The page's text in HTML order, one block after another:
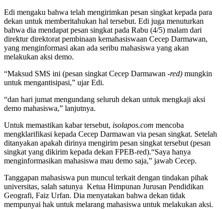
Edi mengaku bahwa telah mengirimkan pesan singkat kepada para
dekan untuk memberitahukan hal tersebut. Edi juga menuturkan
bahwa dia mendapat pesan singkat pada Rabu (4/5) malam dari
direktur direktorat pembinaan kemahasiswaan Cecep Darmawan,
yang menginformasi akan ada seribu mahasiswa yang akan
melakukan aksi demo.
“Maksud SMS ini (pesan singkat Cecep Darmawan -red) mungkin
untuk mengantisipasi,” ujar Edi.
“dan hari jumat mengundang seluruh dekan untuk mengkaji aksi
demo mahasiswa,” lanjutnya.
Untuk memastikan kabar tersebut, isolapos.com mencoba
mengklarifikasi kepada Cecep Darmawan via pesan singkat. Setelah
ditanyakan apakah dirinya mengirim pesan singkat tersebut (pesan
singkat yang dikirim kepada dekan FPEB-red).“Saya hanya
menginformasikan mahasiswa mau demo saja,” jawab Cecep.
Tanggapan mahasiswa pun muncul terkait dengan tindakan pihak
universitas, salah satunya Ketua Himpunan Jurusan Pendidikan
Geografi, Faiz Urfan. Dia menyatakan bahwa dekan tidak
mempunyai hak untuk melarang mahasiswa untuk melakukan aksi.